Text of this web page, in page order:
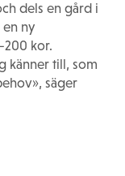
dels en gård i
ny
kor.
känner till, som
säger